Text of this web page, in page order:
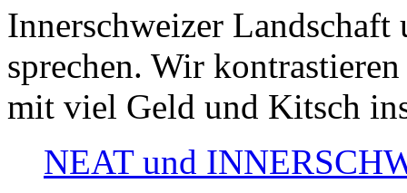
Innerschweizer
sprechen. Wir
mit viel Geld und Kitsch
NEAT und